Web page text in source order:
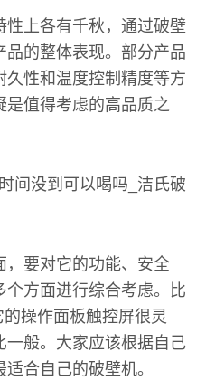
性上各有千秋，通过破壁
的整体表现。部分产品
性和温度控制精度等方
是值得考虑的高品质之
，要对它的功能、安全
方面进行综合考虑。比
操作面板触控屏很灵
一般。大家应该根据自己
合自己的破壁机。